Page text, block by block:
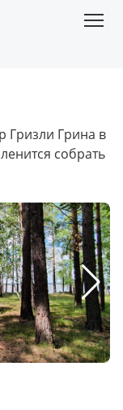
Гризли Грина в
собрать